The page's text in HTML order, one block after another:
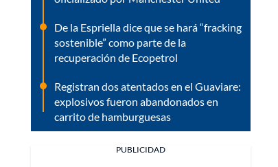
De la Espriella dice que se hará “fracking
sostenible” como parte de la
recuperación de Ecopetrol
Registran dos atentados en el Guaviare:
explosivos fueron abandonados en
carrito de hamburguesas
PUBLICIDAD